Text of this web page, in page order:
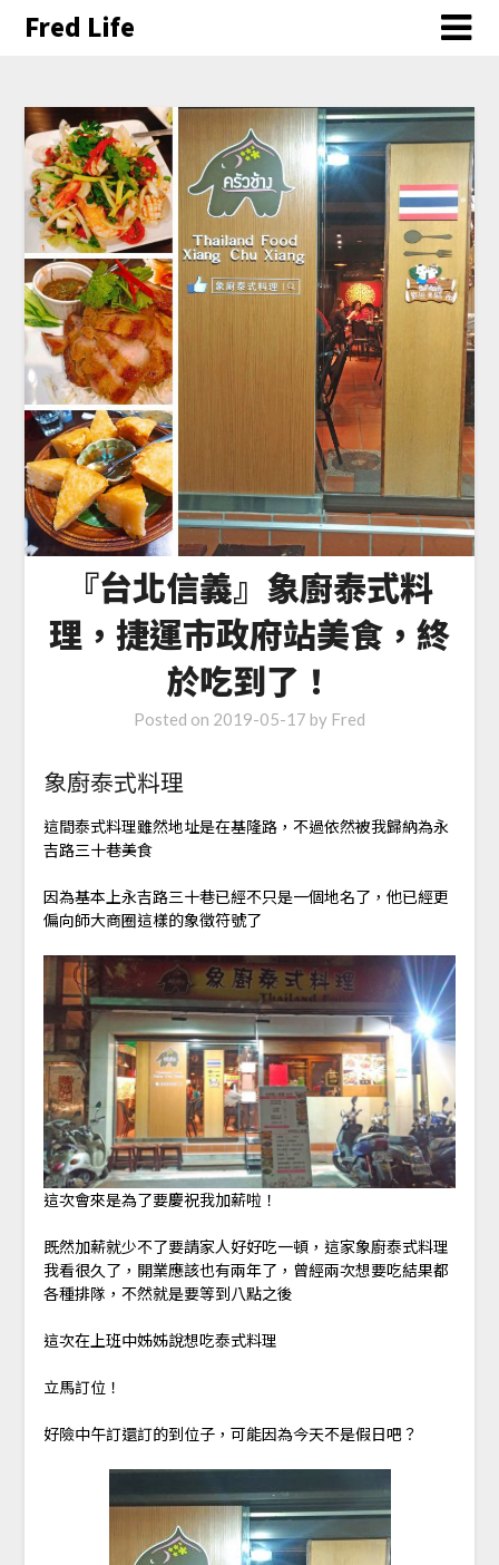
Fred Life
『台北信義』象廚泰式料
理，捷運市政府站美食，終
於吃到了！
Posted on 2019-05-17 by Fred
象廚泰式料理
這間泰式料理雖然地址是在基隆路，不過依然被我歸納為永
吉路三十巷美食
因為基本上永吉路三十巷已經不只是一個地名了，他已經更
偏向師大商圈這樣的象徵符號了
這次會來是為了要慶祝我加薪啦！
既然加薪就少不了要請家人好好吃一頓，這家象廚泰式料理
我看很久了，開業應該也有兩年了，曾經兩次想要吃結果都
各種排隊，不然就是要等到八點之後
這次在上班中姊姊說想吃泰式料理
立馬訂位！
好險中午訂還訂的到位子，可能因為今天不是假日吧？